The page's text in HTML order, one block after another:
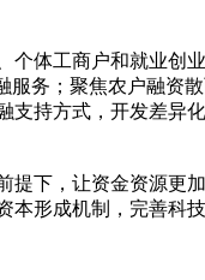
体工商户和就业创
务；聚焦农户融资
持方式，开发差异
下，让资金资源更
形成机制，完善科